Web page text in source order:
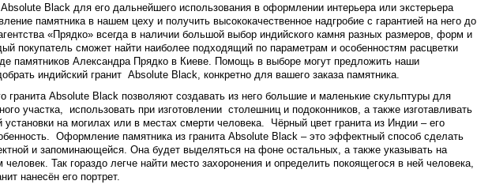
Black для его дальнейшего использования в оформлении интерьера или экстерьера
памятника в нашем цеху и получить высококачественное надгробие с гарантией на него до
«Прядко» всегда в наличии большой выбор индийского камня разных размеров, форм и
покупатель сможет найти наиболее подходящий по параметрам и особенностям расцветки
памятников Александра Прядко в Киеве. Помощь в выборе могут предложить наши
индийский гранит Absolute Black, конкретно для вашего заказа памятника.
гранита Absolute Black позволяют создавать из него большие и маленькие скульптуры для
участка, использовать при изготовлении столешниц и подоконников, а также изготавливать
на могилах или в местах смерти человека. Чёрный цвет гранита из Индии – его
Оформление памятника из гранита Absolute Black – это эффектный способ сделать
и запоминающейся. Она будет выделяться на фоне остальных, а также указывать на
человек. Так гораздо легче найти место захоронения и определить покоящегося в ней человека,
нанесён его портрет.